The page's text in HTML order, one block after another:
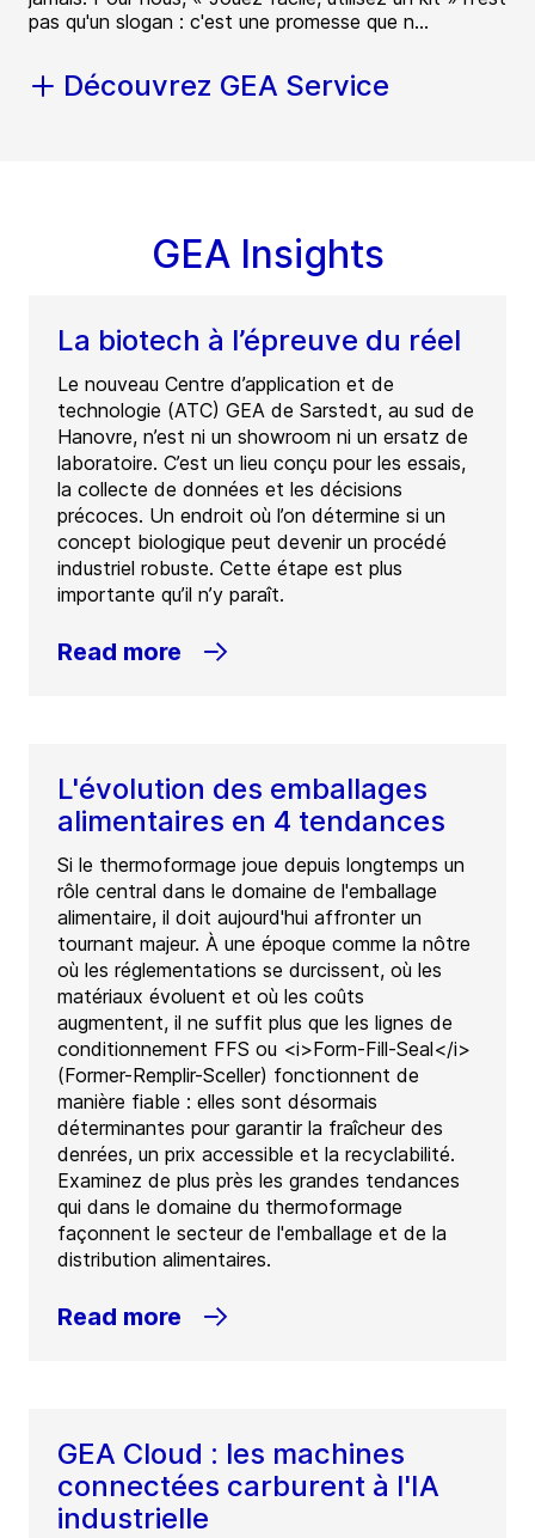
pas qu'un slogan : c'est une promesse que n...
Découvrez GEA Service
GEA Insights
La biotech à l’épreuve du réel
Le nouveau Centre d’application et de
technologie (ATC) GEA de Sarstedt, au sud de
Hanovre, n’est ni un showroom ni un ersatz de
laboratoire. C’est un lieu conçu pour les essais,
la collecte de données et les décisions
précoces. Un endroit où l’on détermine si un
concept biologique peut devenir un procédé
industriel robuste. Cette étape est plus
importante qu’il n’y paraît.
Read more
L'évolution des emballages
alimentaires en 4 tendances
Si le thermoformage joue depuis longtemps un
rôle central dans le domaine de l'emballage
alimentaire, il doit aujourd'hui affronter un
tournant majeur. À une époque comme la nôtre
où les réglementations se durcissent, où les
matériaux évoluent et où les coûts
augmentent, il ne suffit plus que les lignes de
conditionnement FFS ou <i>Form-Fill-Seal</i>
(Former-Remplir-Sceller) fonctionnent de
manière fiable : elles sont désormais
déterminantes pour garantir la fraîcheur des
denrées, un prix accessible et la recyclabilité.
Examinez de plus près les grandes tendances
qui dans le domaine du thermoformage
façonnent le secteur de l'emballage et de la
distribution alimentaires.
Read more
GEA Cloud : les machines
connectées carburent à l'IA
industrielle